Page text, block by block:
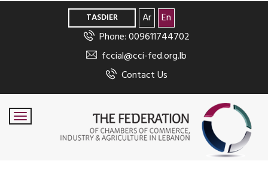
TASDIER Ar
En
Phone: 009611744702
fccial@cci-fed.org.lb
Contact Us